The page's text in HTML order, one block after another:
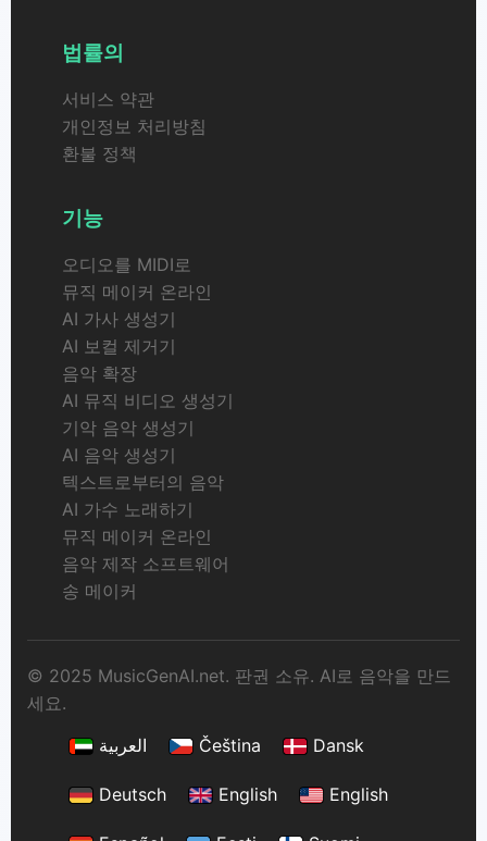
법률의
서비스 약관
개인정보 처리방침
환불 정책
기능
오디오를 MIDI로
뮤직 메이커 온라인
AI 가사 생성기
AI 보컬 제거기
음악 확장
AI 뮤직 비디오 생성기
기악 음악 생성기
AI 음악 생성기
텍스트로부터의 음악
AI 가수 노래하기
뮤직 메이커 온라인
음악 제작 소프트웨어
송 메이커
© 2025 MusicGenAI.net. 판권 소유. AI로 음악을 만드
세요.
العربية
Čeština Dansk
Deutsch English English